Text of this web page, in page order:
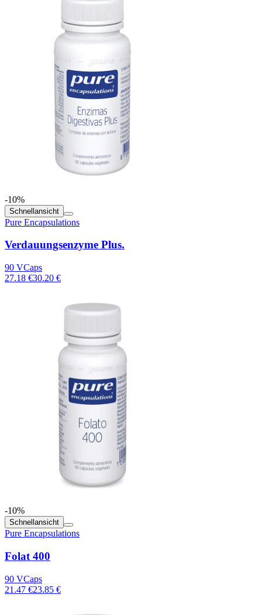
-10%
Schnellansicht
Pure Encapsulations
Verdauungsenzyme Plus.
90 VCaps
27.18 €30.20 €
-10%
Schnellansicht
Pure Encapsulations
Folat 400
90 VCaps
21.47 €23.85 €